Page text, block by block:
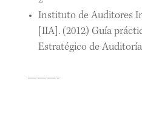
Instituto de Auditores
[IIA]. (2012) Guía
Estratégico de
———-